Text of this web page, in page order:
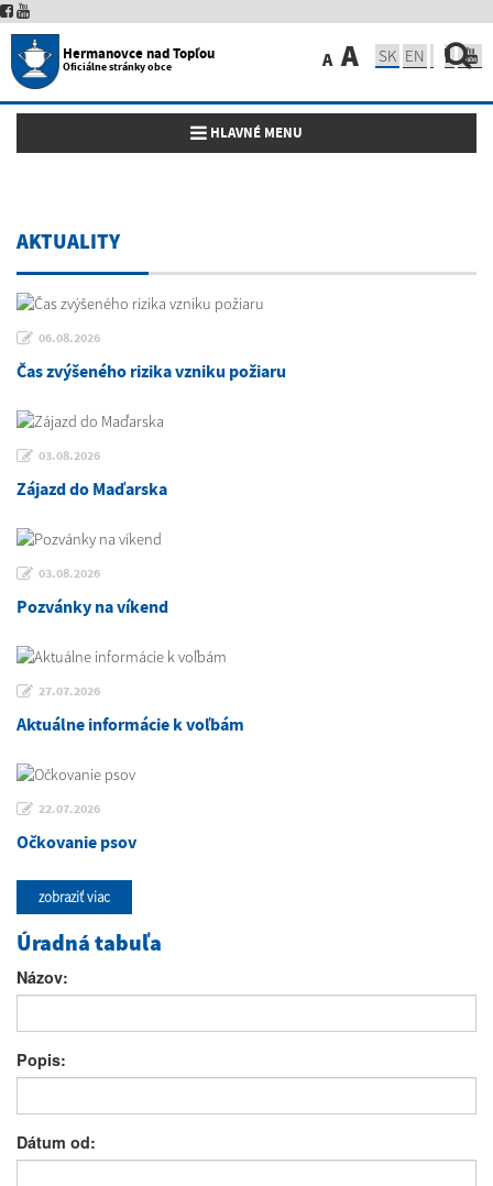
Hermanovce nad Topľou
Oficiálne stránky obce A A SK EN
Toggle navigation
HLAVNÉ MENU
AKTUALITY
06.08.2026
Čas zvýšeného rizika vzniku požiaru
03.08.2026
Zájazd do Maďarska
03.08.2026
Pozvánky na víkend
27.07.2026
Aktuálne informácie k voľbám
22.07.2026
Očkovanie psov
zobraziť viac
Úradná tabuľa
Názov:
Popis:
Dátum od: